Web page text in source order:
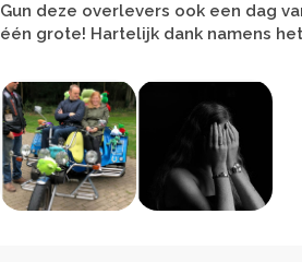
Gun deze overlevers ook een dag
één grote! Hartelijk dank namens